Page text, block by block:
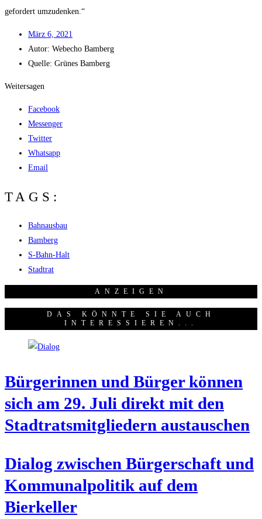
gefor­dert umzudenken.“
März 6, 2021
Autor: Web­echo Bamberg
Quel­le: Grü­nes Bamberg
Weitersagen
Facebook
Messenger
Twitter
Whatsapp
Email
TAGS:
Bahnausbau
Bamberg
S-Bahn-Halt
Stadtrat
ANZEI­GEN
DAS KÖNNTE SIE AUCH
INTERESSIEREN...
Bür­ge­rin­nen und Bür­ger kön­nen
sich am 29. Juli direkt mit den
Stadt­rats­mit­glie­dern austauschen
Dia­log zwi­schen Bür­ger­schaft und
Kom­mu­nal­po­li­tik auf dem
Bierkeller